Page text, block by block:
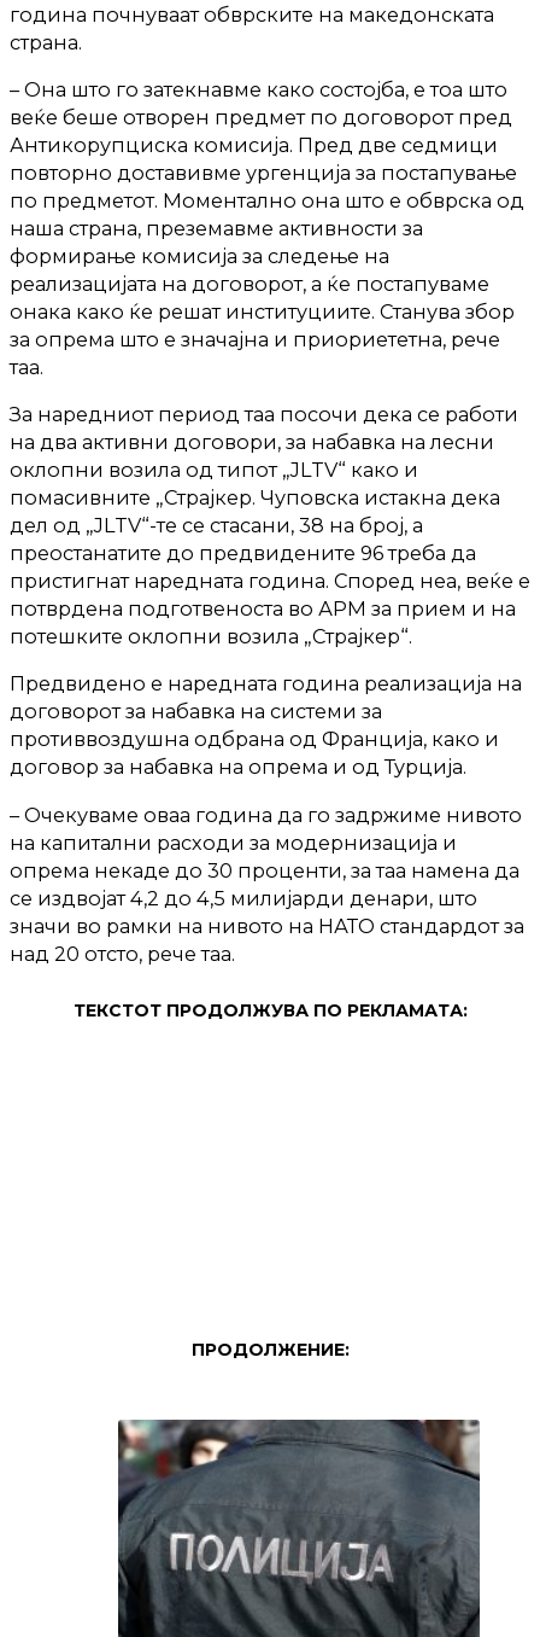
година почнуваат обврските на македонската
страна.
– Она што го затекнавме како состојба, е тоа што
веќе беше отворен предмет по договорот пред
Антикорупциска комисија. Пред две седмици
повторно доставивме ургенција за постапување
по предметот. Моментално она што е обврска од
наша страна, преземавме активности за
формирање комисија за следење на
реализацијата на договорот, а ќе постапуваме
онака како ќе решат институциите. Станува збор
за опрема што е значајна и приориететна, рече
таа.
За наредниот период таа посочи дека се работи
на два активни договори, за набавка на лесни
оклопни возила од типот „JLTV“ како и
помасивните „Страјкер. Чуповска истакна дека
дел од „JLTV“-те се стасани, 38 на број, а
преостанатите до предвидените 96 треба да
пристигнат наредната година. Според неа, веќе е
потврдена подготвеноста во АРМ за прием и на
потешките оклопни возила „Страјкер“.
Предвидено е наредната година реализација на
договорот за набавка на системи за
противвоздушна одбрана од Франција, како и
договор за набавка на опрема и од Турција.
– Очекуваме оваа година да го задржиме нивото
на капитални расходи за модернизација и
опрема некаде до 30 проценти, за таа намена да
се издвојат 4,2 до 4,5 милијарди денари, што
значи во рамки на нивото на НАТО стандардот за
над 20 отсто, рече таа.
ТЕКСТОТ ПРОДОЛЖУВА ПО РЕКЛАМАТА:
ПРОДОЛЖЕНИЕ: